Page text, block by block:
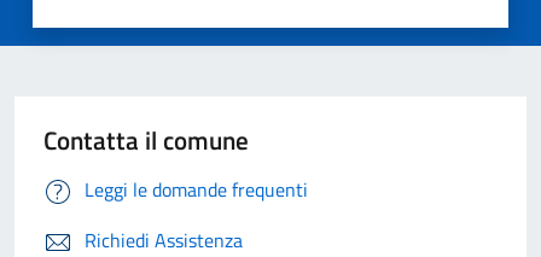
Contatta il comune
Leggi le domande frequenti
Richiedi Assistenza